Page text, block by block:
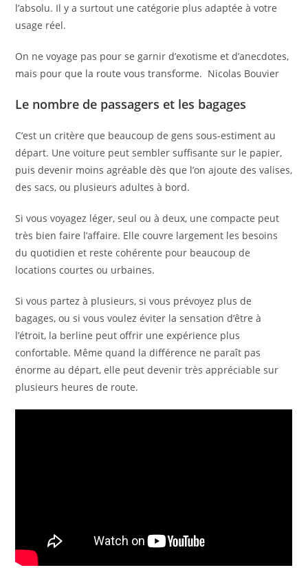
l’absolu. Il y a surtout une catégorie plus adaptée à votre
usage réel.
On ne voyage pas pour se garnir d’exotisme et d’anecdotes,
mais pour que la route vous transforme. Nicolas Bouvier
Le nombre de passagers et les bagages
C’est un critère que beaucoup de gens sous-estiment au
départ. Une voiture peut sembler suffisante sur le papier,
puis devenir moins agréable dès que l’on ajoute des valises,
des sacs, ou plusieurs adultes à bord.
Si vous voyagez léger, seul ou à deux, une compacte peut
très bien faire l’affaire. Elle couvre largement les besoins
du quotidien et reste cohérente pour beaucoup de
locations courtes ou urbaines.
Si vous partez à plusieurs, si vous prévoyez plus de
bagages, ou si vous voulez éviter la sensation d’être à
l’étroit, la berline peut offrir une expérience plus
confortable. Même quand la différence ne paraît pas
énorme au départ, elle peut devenir très appréciable sur
plusieurs heures de route.